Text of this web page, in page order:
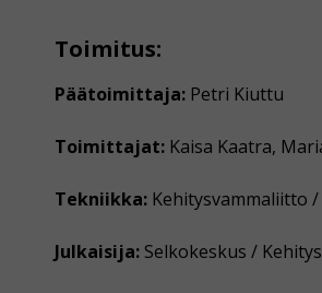
Toimitus:
Päätoimittaja: Petri Kiuttu
Toimittajat: Kaisa Kaatra,
Tekniikka: Kehitysvammaliitto
Julkaisija: Selkokeskus /